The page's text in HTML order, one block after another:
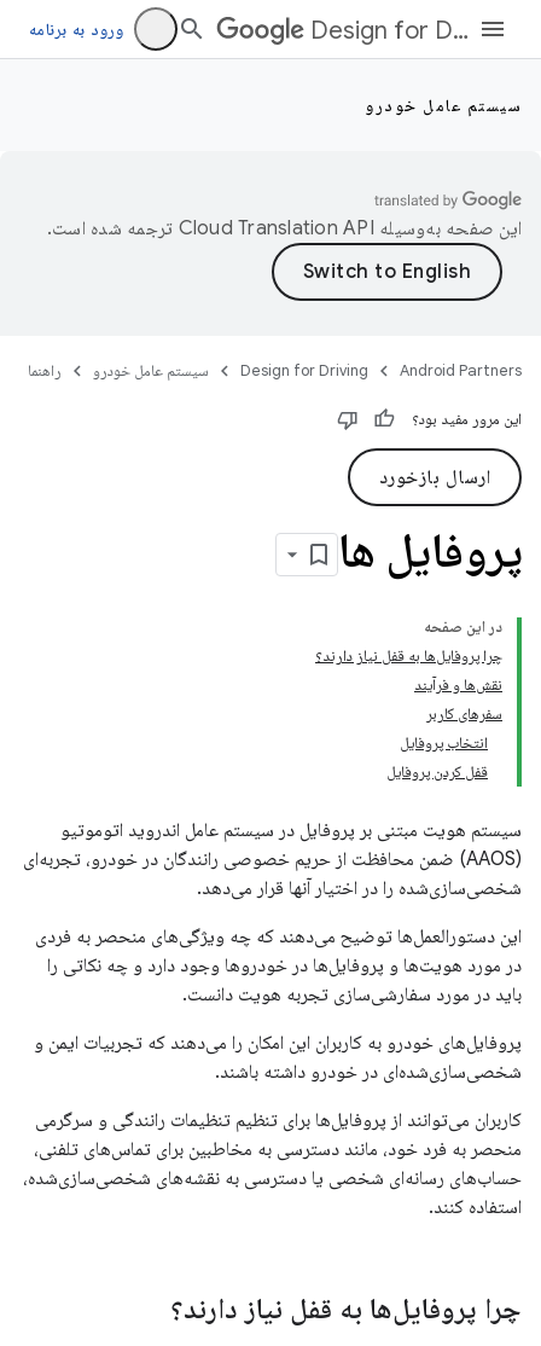
Design for Driving ورود به برنامه
سیستم عامل خودرو
این صفحه به‌وسیله ترجمه شده است.
Android Partners
Design for Driving سیستم عامل خودرو راهنما
این مرور مفید بود؟
ارسال بازخورد
پروفایل ها
در این صفحه
چرا پروفایل‌ها به قفل نیاز دارند؟
نقش‌ها و فرآیند
سفرهای کاربر
انتخاب پروفایل
قفل کردن پروفایل
سیستم هویت مبتنی بر پروفایل در سیستم عامل اندروید اتوموتیو
(AAOS) ضمن محافظت از حریم خصوصی رانندگان در خودرو، تجربه‌ای
شخصی‌سازی‌شده را در اختیار آنها قرار می‌دهد.
این دستورالعمل‌ها توضیح می‌دهند که چه ویژگی‌های منحصر به فردی
در مورد هویت‌ها و پروفایل‌ها در خودروها وجود دارد و چه نکاتی را
باید در مورد سفارشی‌سازی تجربه هویت دانست.
پروفایل‌های خودرو به کاربران این امکان را می‌دهند که تجربیات ایمن و
شخصی‌سازی‌شده‌ای در خودرو داشته باشند.
کاربران می‌توانند از پروفایل‌ها برای تنظیم تنظیمات رانندگی و سرگرمی
منحصر به فرد خود، مانند دسترسی به مخاطبین برای تماس‌های تلفنی،
حساب‌های رسانه‌ای شخصی یا دسترسی به نقشه‌های شخصی‌سازی‌شده،
استفاده کنند.
چرا پروفایل‌ها به قفل نیاز دارند؟